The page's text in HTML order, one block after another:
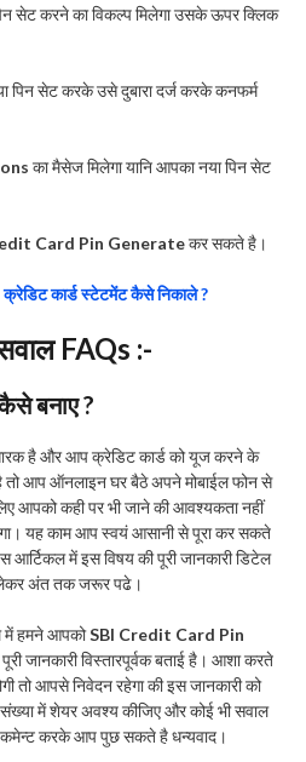
सेट करने का विकल्प मिलेगा उसके ऊपर क्लिक
पिन सेट करके उसे दुबारा दर्ज करके कनफर्म
का मैसेज मिलेगा यानि आपका नया पिन सेट
Card Pin Generateकर सकते है।
कार्ड स्टेटमेंट कैसे निकाले ?
FAQs :-
बनाए ?
है और आप क्रेडिट कार्ड को यूज करने के
तो आप ऑनलाइन घर बैठे अपने मोबाईल फोन से
आपको कही पर भी जाने की आवश्यकता नहीं
यह काम आप स्वयं आसानी से पूरा कर सकते
आर्टिकल में इस विषय की पूरी जानकारी डिटेल
लेकर अंत तक जरूर पढे।
में हमने आपकोSBI Credit Card Pin
जानकारी विस्तारपूर्वक बताई है। आशा करते
तो आपसे निवेदन रहेगा की इस जानकारी को
में शेयर अवश्य कीजिए और कोई भी सवाल
कमेन्ट करके आप पुछ सकते है धन्यवाद।